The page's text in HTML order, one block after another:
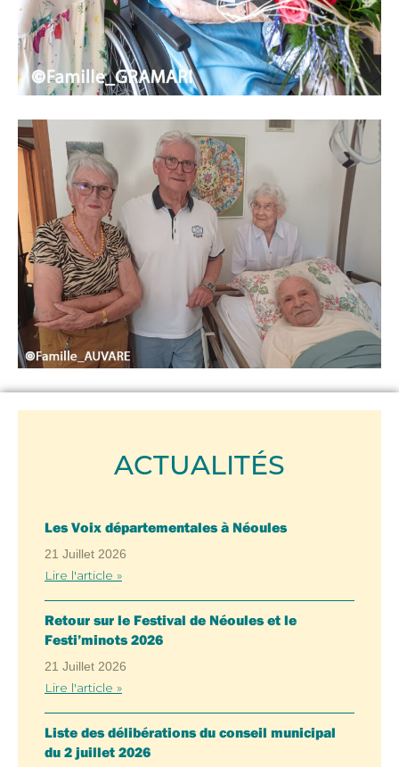
ACTUALITÉS
Les Voix départementales à Néoules
21 Juillet 2026
Lire l'article »
Retour sur le Festival de Néoules et le
Festi’minots 2026
21 Juillet 2026
Lire l'article »
Liste des délibérations du conseil municipal
du 2 juillet 2026